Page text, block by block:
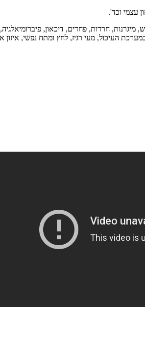
עצמי וכד'.
מיגרנות, חרדות, פחדים, דיכאון, פיברומיאלגיה,
העיכול, מעי רגיז, לחץ ומתח נפשי, איזון